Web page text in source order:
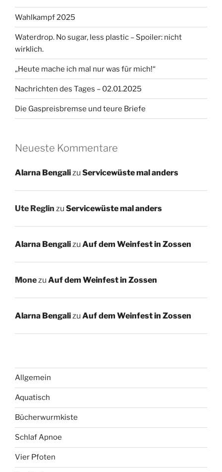
Wahlkampf 2025
Waterdrop. No sugar, less plastic – Spoiler: nicht
wirklich.
„Heute mache ich mal nur was für mich!“
Nachrichten des Tages – 02.01.2025
Die Gaspreisbremse und teure Briefe
Neueste Kommentare
Alarna Bengali zu Servicewüste mal anders
Ute Reglin zu Servicewüste mal anders
Alarna Bengali zu Auf dem Weinfest in Zossen
Mone zu Auf dem Weinfest in Zossen
Alarna Bengali zu Auf dem Weinfest in Zossen
Allgemein
Aquatisch
Bücherwurmkiste
Schlaf Apnoe
Vier Pfoten